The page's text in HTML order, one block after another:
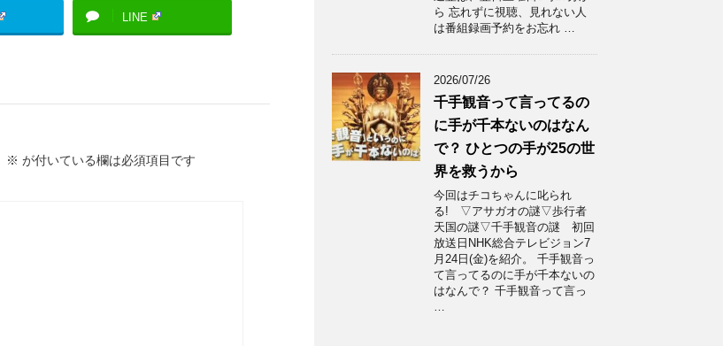
LINE
※ が付いている欄は必須項目です
ら 忘れずに視聴、見れない人
は番組録画予約をお忘れ …
2026/07/26
千手観音って言ってるの
に手が千本ないのはなん
で？ ひとつの手が25の世
界を救うから
今回はチコちゃんに叱られ
る! ▽アサガオの謎▽歩行者
天国の謎▽千手観音の謎 初回
放送日NHK総合テレビジョン7
月24日(金)を紹介。 千手観音っ
て言ってるのに手が千本ないの
はなんで？ 千手観音って言っ
…